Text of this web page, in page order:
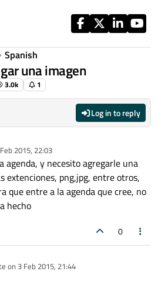
Spanish
una imagen
3.0k 1
Log in to reply
2015, 22:03
agenda, y necesito agregarle una
extenciones, png,jpg, entre otros,
que entre a la agenda que cree, no
hecho
0
on 3 Feb 2015, 21:44
by